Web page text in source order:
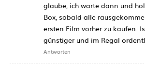
glaube, ich warte dann und
Box, sobald alle
ersten Film vorher zu kaufen.
günstiger und im Regal
Antworten